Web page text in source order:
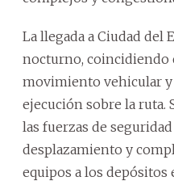
La llegada a Ciudad del
nocturno, coincidiendo
movimiento vehicular y
ejecución sobre la ruta.
las fuerzas de
desplazamiento y
equipos a los depósitos